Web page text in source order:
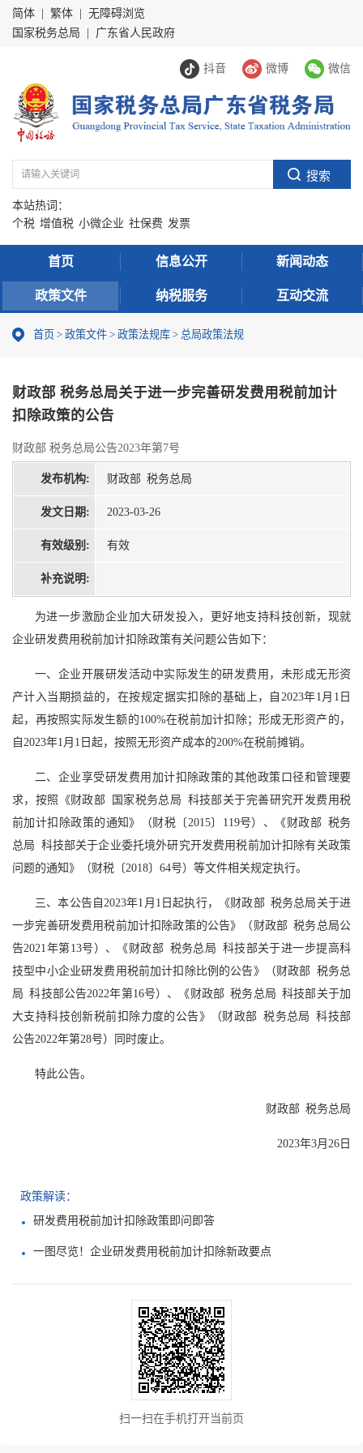
简体 繁体
无障碍浏览
国家税务总局
广东省人民政府
抖音 微博 微信
本站热词：
个税 增值税 小微企业 社保费 发票
首页 信息公开 新闻动态
政策文件 纳税服务 互动交流
首页 > 政策文件 > 政策法规库 > 总局政策法规
财政部 税务总局关于进一步完善研发费用税前加计
扣除政策的公告
财政部 税务总局公告2023年第7号
发布机构: 财政部 税务总局
发文日期: 2023-03-26
有效级别: 有效
补充说明:
为进一步激励企业加大研发投入，更好地支持科技创新，现就
企业研发费用税前加计扣除政策有关问题公告如下：
一、企业开展研发活动中实际发生的研发费用，未形成无形资
产计入当期损益的，在按规定据实扣除的基础上，自2023年1月1日
起，再按照实际发生额的100%在税前加计扣除；形成无形资产的，
自2023年1月1日起，按照无形资产成本的200%在税前摊销。
二、企业享受研发费用加计扣除政策的其他政策口径和管理要
求，按照《财政部 国家税务总局 科技部关于完善研究开发费用税
前加计扣除政策的通知》（财税〔2015〕119号）、《财政部 税务
总局 科技部关于企业委托境外研究开发费用税前加计扣除有关政策
问题的通知》（财税〔2018〕64号）等文件相关规定执行。
三、本公告自2023年1月1日起执行，《财政部 税务总局关于进
一步完善研发费用税前加计扣除政策的公告》（财政部 税务总局公
告2021年第13号）、《财政部 税务总局 科技部关于进一步提高科
技型中小企业研发费用税前加计扣除比例的公告》（财政部 税务总
局 科技部公告2022年第16号）、《财政部 税务总局 科技部关于加
大支持科技创新税前扣除力度的公告》（财政部 税务总局 科技部
公告2022年第28号）同时废止。
特此公告。
财政部 税务总局
2023年3月26日
政策解读：
研发费用税前加计扣除政策即问即答
一图尽览！企业研发费用税前加计扣除新政要点
扫一扫在手机打开当前页